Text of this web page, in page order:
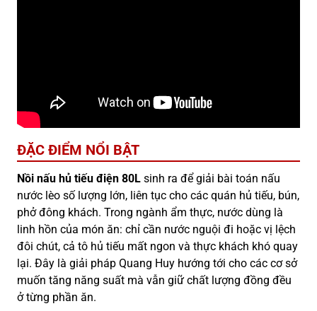
ĐẶC ĐIỂM NỔI BẬT
Nồi nấu hủ tiếu điện 80L sinh ra để giải bài toán nấu
nước lèo số lượng lớn, liên tục cho các quán hủ tiếu, bún,
phở đông khách. Trong ngành ẩm thực, nước dùng là
linh hồn của món ăn: chỉ cần nước nguội đi hoặc vị lệch
đôi chút, cả tô hủ tiếu mất ngon và thực khách khó quay
lại. Đây là giải pháp Quang Huy hướng tới cho các cơ sở
muốn tăng năng suất mà vẫn giữ chất lượng đồng đều
ở từng phần ăn.